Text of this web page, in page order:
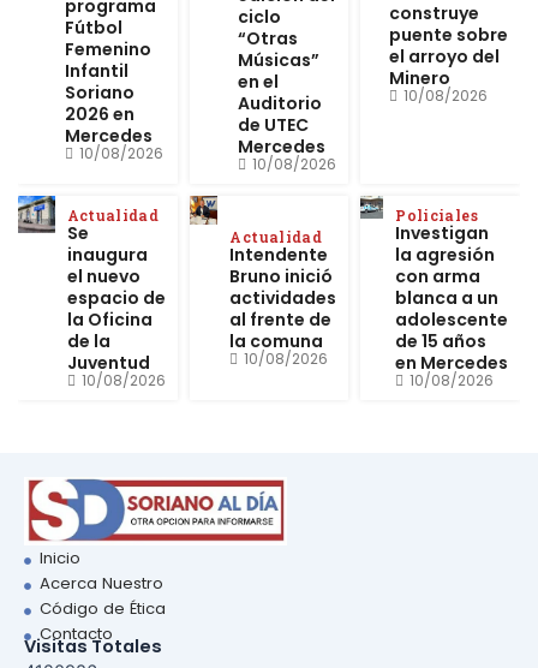
programa
Fútbol
Femenino
Infantil
Soriano
2026 en
Mercedes
10/08/2026
ciclo
“Otras
Músicas”
en el
Auditorio
de UTEC
Mercedes
10/08/2026
construye
puente sobre
el arroyo del
Minero
10/08/2026
Actualidad
Se
inaugura
el nuevo
espacio de
la Oficina
de la
Juventud
10/08/2026
Actualidad
Intendente
Bruno inició
actividades
al frente de
la comuna
10/08/2026
Policiales
Investigan
la agresión
con arma
blanca a un
adolescente
de 15 años
en Mercedes
10/08/2026
Inicio
Acerca Nuestro
Código de Ética
Contacto
Visitas Totales